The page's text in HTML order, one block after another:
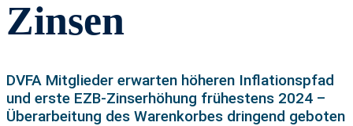
Zinsen
DVFA Mitglieder erwarten höheren Inflationspfad
und erste EZB-Zinserhöhung frühestens 2024 –
Überarbeitung des Warenkorbes dringend geboten